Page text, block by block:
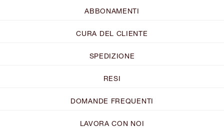
ABBONAMENTI
CURA DEL CLIENTE
SPEDIZIONE
RESI
DOMANDE FREQUENTI
LAVORA CON NOI